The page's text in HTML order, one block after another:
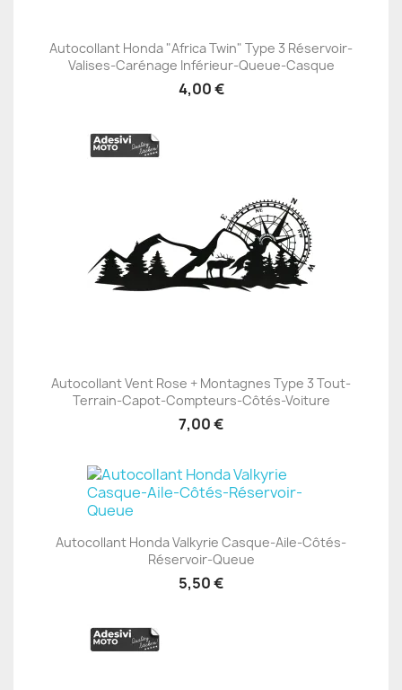
Autocollant Honda "Africa Twin" Type 3 Réservoir-
Valises-Carénage Inférieur-Queue-Casque
4,00 €
Autocollant Vent Rose + Montagnes Type 3 Tout-
Terrain-Capot-Compteurs-Côtés-Voiture
7,00 €
Autocollant Honda Valkyrie Casque-Aile-Côtés-
Réservoir-Queue
5,50 €